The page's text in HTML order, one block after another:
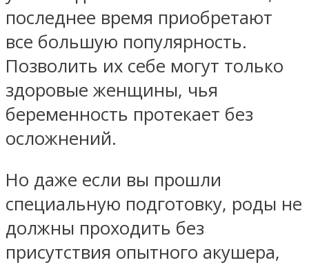
последнее время приобретают
все большую популярность.
Позволить их себе могут только
здоровые женщины, чья
беременность протекает без
осложнений.
Но даже если вы прошли
специальную подготовку, роды не
должны проходить без
присутствия опытного акушера,